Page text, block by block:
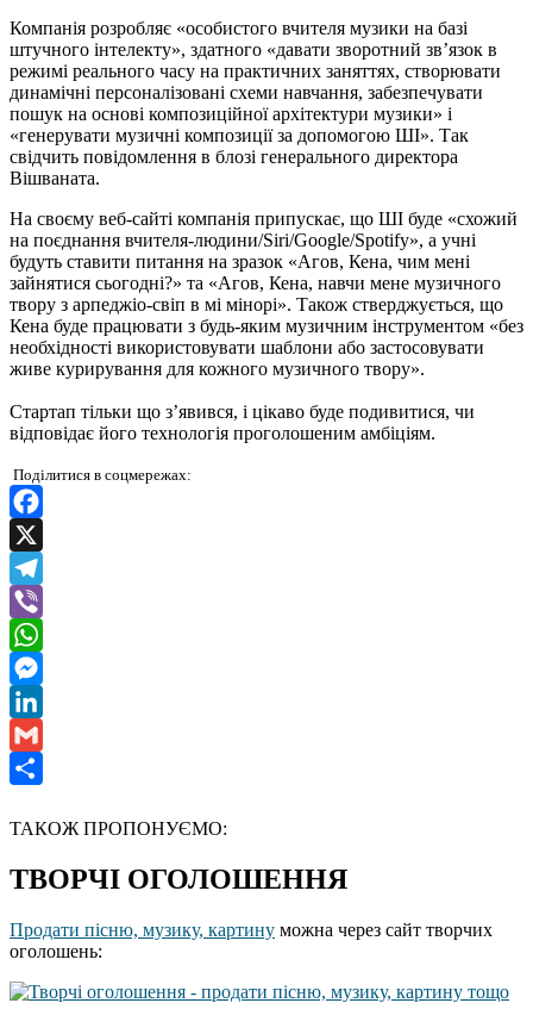
Компанія розробляє «особистого вчителя музики на базі
штучного інтелекту», здатного «давати зворотний зв’язок в
режимі реального часу на практичних заняттях, створювати
динамічні персоналізовані схеми навчання, забезпечувати
пошук на основі композиційної архітектури музики» і
«генерувати музичні композиції за допомогою ШІ». Так
свідчить повідомлення в блозі генерального директора
Вішваната.
На своєму веб-сайті компанія припускає, що ШІ буде «схожий
на поєднання вчителя-людини/Siri/Google/Spotify», а учні
будуть ставити питання на зразок «Агов, Кена, чим мені
зайнятися сьогодні?» та «Агов, Кена, навчи мене музичного
твору з арпеджіо-свіп в мі мінорі». Також стверджується, що
Кена буде працювати з будь-яким музичним інструментом «без
необхідності використовувати шаблони або застосовувати
живе курирування для кожного музичного твору».
Стартап тільки що з’явився, і цікаво буде подивитися, чи
відповідає його технологія проголошеним амбіціям.
Поділитися в соцмережах:
Facebook
X
Telegram
Viber
WhatsApp
Messenger
LinkedIn
Gmail
ТАКОЖ ПРОПОНУЄМО:
ТВОРЧІ ОГОЛОШЕННЯ
Продати пісню, музику, картину можна через сайт творчих
оголошень: